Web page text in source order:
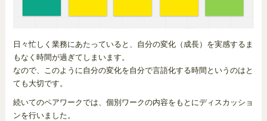
日々忙しく業務にあたっていると、自分の変化（成長）を実感するま
もなく時間が過ぎてしまいます。
なので、このように自分の変化を自分で言語化する時間というのはと
ても大切です。
続いてのペアワークでは、個別ワークの内容をもとにディスカッショ
ンを行いました。